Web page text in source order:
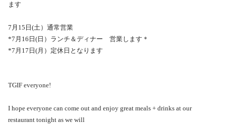
ます
7月15日(土）通常営業
*7月16日(日）ランチ＆ディナー 営業します＊
*7月17日(月）定休日となります
TGIF everyone!
I hope everyone can come out and enjoy great meals + drinks at our
restaurant tonight as we will